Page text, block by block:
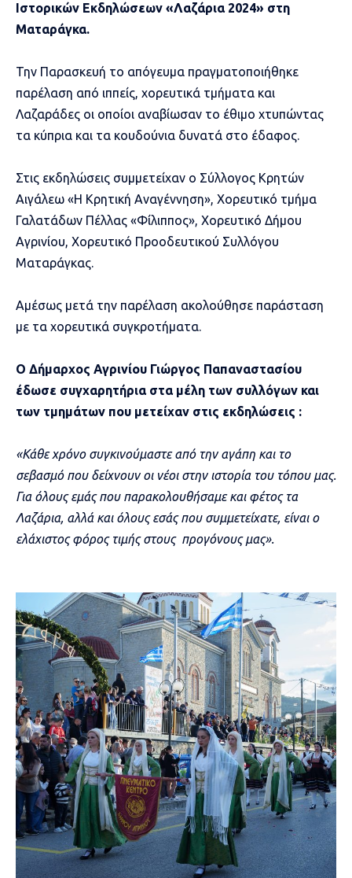
Ιστορικών Εκδηλώσεων «Λαζάρια 2024» στη
Ματαράγκα.
Την Παρασκευή το απόγευμα πραγματοποιήθηκε
παρέλαση από ιππείς, χορευτικά τμήματα και
Λαζαράδες οι οποίοι αναβίωσαν το έθιμο χτυπώντας
τα κύπρια και τα κουδούνια δυνατά στο έδαφος.
Στις εκδηλώσεις συμμετείχαν ο Σύλλογος Κρητών
Αιγάλεω «Η Κρητική Αναγέννηση», Χορευτικό τμήμα
Γαλατάδων Πέλλας «Φίλιππος», Χορευτικό Δήμου
Αγρινίου, Χορευτικό Προοδευτικού Συλλόγου
Ματαράγκας.
Αμέσως μετά την παρέλαση ακολούθησε παράσταση
με τα χορευτικά συγκροτήματα.
Ο Δήμαρχος Αγρινίου Γιώργος Παπαναστασίου
έδωσε συγχαρητήρια στα μέλη των συλλόγων και
των τμημάτων που μετείχαν στις εκδηλώσεις :
«Κάθε χρόνο συγκινούμαστε από την αγάπη και το
σεβασμό που δείχνουν οι νέοι στην ιστορία του τόπου μας.
Για όλους εμάς που παρακολουθήσαμε και φέτος τα
Λαζάρια, αλλά και όλους εσάς που συμμετείχατε, είναι ο
ελάχιστος φόρος τιμής στους προγόνους μας».